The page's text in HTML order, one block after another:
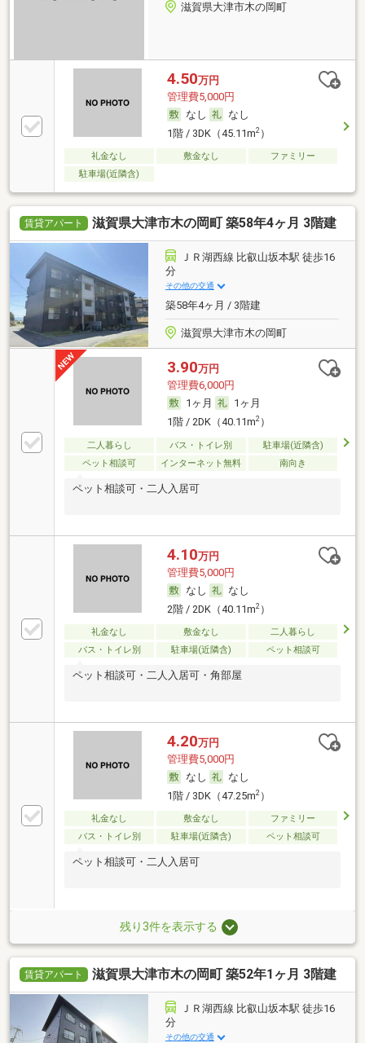
滋賀県大津市木の岡町
4.50万円
管理費5,000円
なし
なし
1階 / 3DK（45.11m2）
礼金なし 敷金なし
ファミリー
駐車場(近隣含)
賃貸アパート 滋賀県大津市木の岡町 築58年4ヶ月 3階建
ＪＲ湖西線 比叡山坂本駅 徒歩16
分
その他の交通
築58年4ヶ月 / 3階建
滋賀県大津市木の岡町
3.90万円
管理費6,000円
1ヶ月
1ヶ月
1階 / 2DK（40.11m2）
二人暮らし バス・トイレ別
駐車場(近隣含)
ペット相談可
インターネット無料 南向き
ペット相談可・二人入居可
4.10万円
管理費5,000円
なし
なし
2階 / 2DK（40.11m2）
礼金なし 敷金なし
二人暮らし
バス・トイレ別
駐車場(近隣含) ペット相談可
ペット相談可・二人入居可・角部屋
4.20万円
管理費5,000円
なし
なし
1階 / 3DK（47.25m2）
礼金なし 敷金なし
ファミリー
バス・トイレ別
駐車場(近隣含) ペット相談可
ペット相談可・二人入居可
残り3件を表示する
賃貸アパート 滋賀県大津市木の岡町 築52年1ヶ月 3階建
ＪＲ湖西線 比叡山坂本駅 徒歩16
分
その他の交通